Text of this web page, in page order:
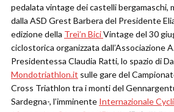
pedalata vintage dei castelli bergamaschi,
dalla ASD Grest Barbera del Presidente
edizione della Treì’n BiciVintage del 30
ciclostorica organizzata dall’Associazione
Presidentessa Claudia Ratti, lo spazio di
Mondotriathlon.it sulle gare del
Cross Triathlon tra i monti del
Sardegna-, l’imminente Internazionale